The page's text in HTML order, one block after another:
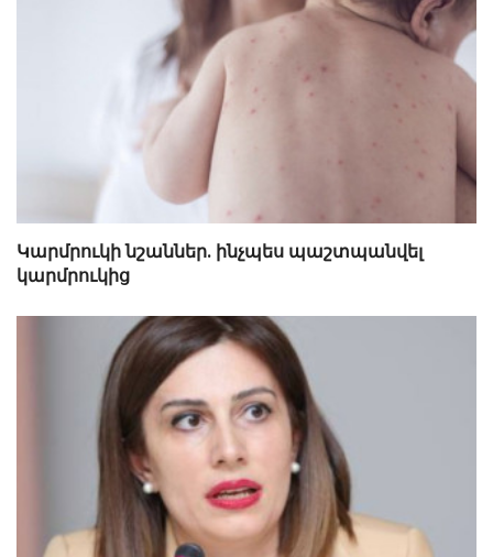
Կարմրուկի նշաններ. ինչպես պաշտպանվել
կարմրուկից